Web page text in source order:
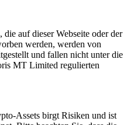
auf dieser Webseite oder der
werden, werden von
und fallen nicht unter die
MT Limited regulierten
Assets birgt Risiken und ist